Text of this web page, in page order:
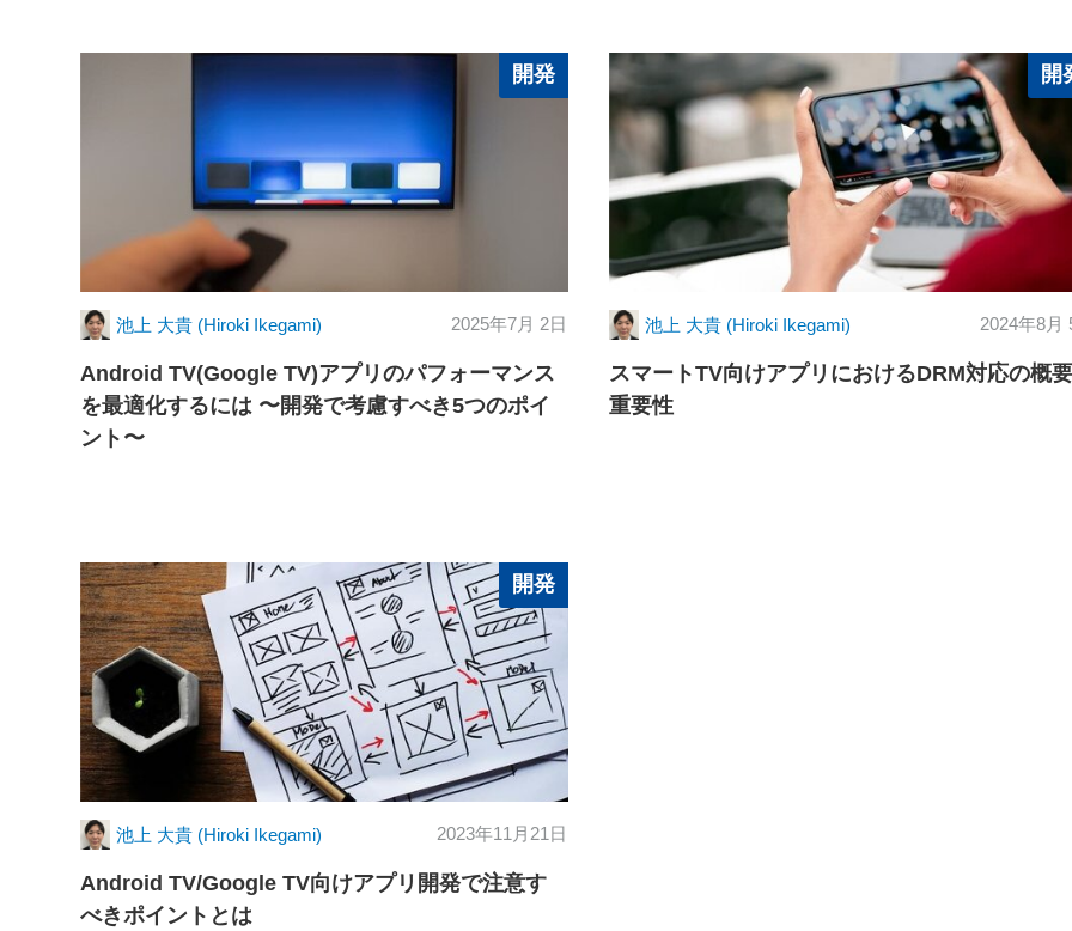
開発
池上 大貴 (Hiroki Ikegami) 2025年7月 2日
Android TV(Google TV)アプリのパフォーマンス
を最適化するには 〜開発で考慮すべき5つのポイ
ント〜
開
池上 大貴 (Hiroki Ikegami) 2024年8月
スマートTV向けアプリにおけるDRM対応の概
重要性
開発
池上 大貴 (Hiroki Ikegami) 2023年11月21日
Android TV/Google TV向けアプリ開発で注意す
べきポイントとは